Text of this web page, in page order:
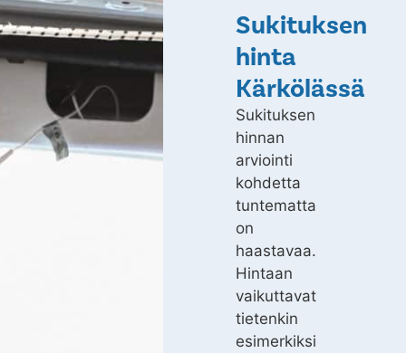
Sukituksen
hinta
Kärkölässä
Sukituksen
hinnan
arviointi
kohdetta
tuntematta
on
haastavaa.
Hintaan
vaikuttavat
tietenkin
esimerkiksi